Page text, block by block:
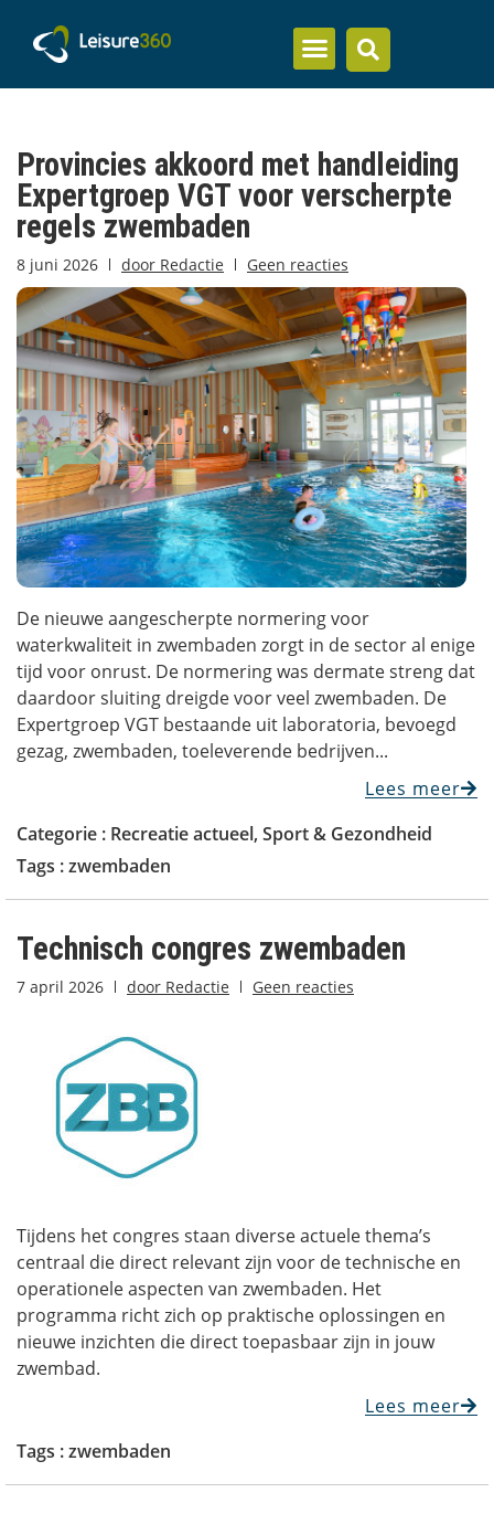
Provincies akkoord met handleiding
Expertgroep VGT voor verscherpte
regels zwembaden
8 juni 2026 door Redactie Geen reacties
De nieuwe aangescherpte normering voor
waterkwaliteit in zwembaden zorgt in de sector al enige
tijd voor onrust. De normering was dermate streng dat
daardoor sluiting dreigde voor veel zwembaden. De
Expertgroep VGT bestaande uit laboratoria, bevoegd
gezag, zwembaden, toeleverende bedrijven...
Lees meer
Categorie : Recreatie actueel, Sport & Gezondheid
Tags :zwembaden
Technisch congres zwembaden
7 april 2026 door Redactie Geen reacties
Tijdens het congres staan diverse actuele thema’s
centraal die direct relevant zijn voor de technische en
operationele aspecten van zwembaden. Het
programma richt zich op praktische oplossingen en
nieuwe inzichten die direct toepasbaar zijn in jouw
zwembad.
Lees meer
Tags :zwembaden